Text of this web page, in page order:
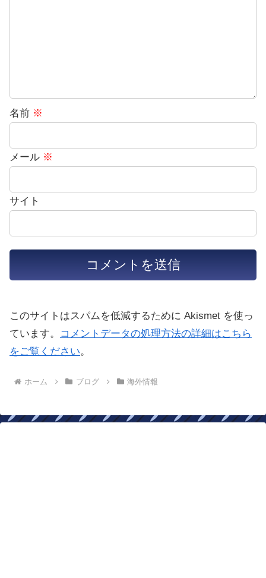
名前 ※
メール ※
サイト
このサイトはスパムを低減するために Akismet を使っ
ています。
コメントデータの処理方法の詳細はこちら
をご覧ください。
ホーム ブログ 海外情報